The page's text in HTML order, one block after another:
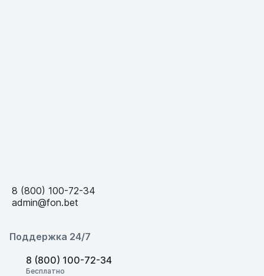
8 (800) 100-72-34
admin@fon.bet
Поддержка 24/7
8 (800) 100-72-34
Бесплатно